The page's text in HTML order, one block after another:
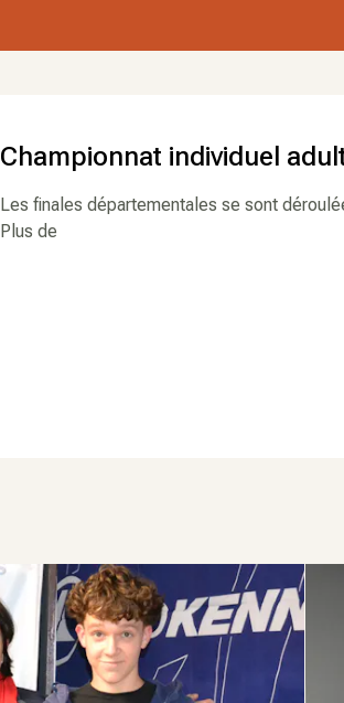
Championnat individuel
Les finales départementales se sont
Plus de